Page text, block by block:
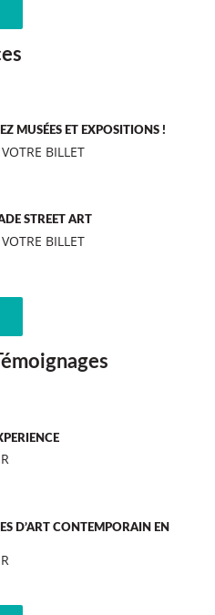
MUSÉES ET EXPOSITIONS !
BILLET
STREET ART
BILLET
D’ART CONTEMPORAIN EN